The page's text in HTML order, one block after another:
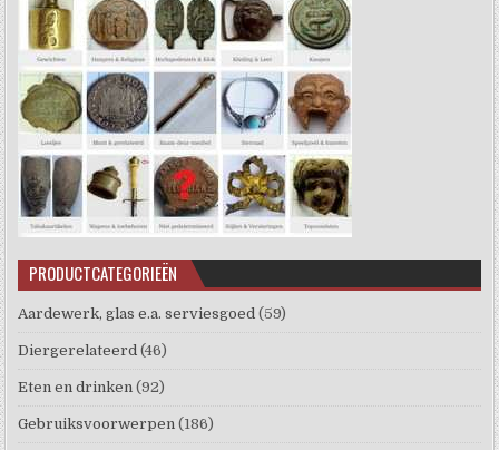
PRODUCTCATEGORIEËN
Aardewerk, glas e.a. serviesgoed (59)
Diergerelateerd (46)
Eten en drinken (92)
Gebruiksvoorwerpen (186)